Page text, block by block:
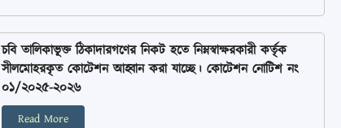
চবি তালিকাভূক্ত ঠিকাদারগণের নিকট হতে নিম্নস্বাক্ষরকারী কর্তৃক
সীলমোহরকৃত কোটেশন আহ্বান করা যাচ্ছে। কোটেশন নোটিশ নং
০১/২০২৫-২০২৬
Read More